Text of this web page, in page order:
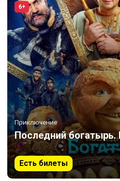
6+
Приключение
Последний богатырь.
Есть билеты